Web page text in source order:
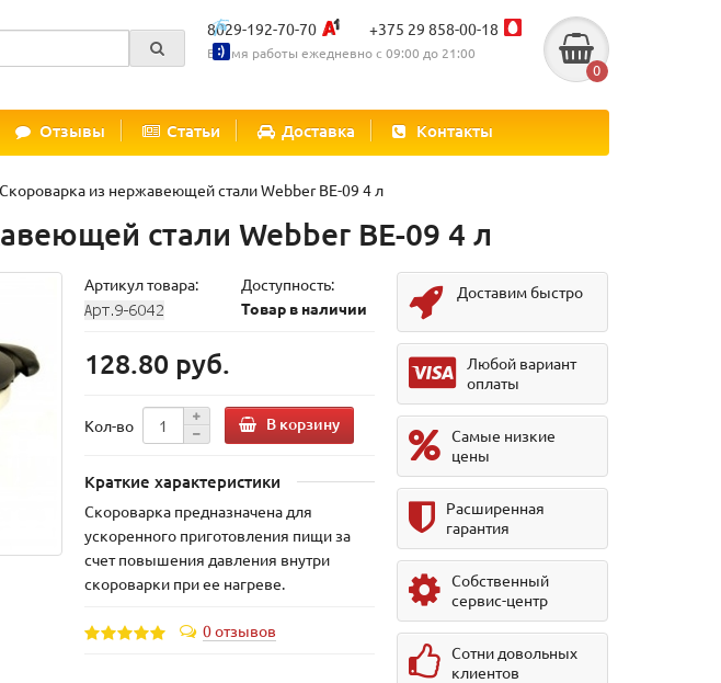
8029-192-70-70 +375 29 858-00-18
Время работы ежедневно с 09:00 до 21:00
0
Отзывы Статьи Доставка Контакты
Скороварка из нержавеющей стали Webber BE-09 4 л
стали Webber BE-09 4 л
Артикул товара:
Доступность:
Товар в наличии
128.80 руб.
Кол-во В корзину
Краткие характеристики
Скороварка предназначена для
ускоренного приготовления пищи за
счет повышения давления внутри
скороварки при ее нагреве.
0 отзывов
Доставим быстро
Любой вариант
оплаты
Самые низкие
цены
Расширенная
гарантия
Собственный
сервис-центр
Сотни довольных
клиентов